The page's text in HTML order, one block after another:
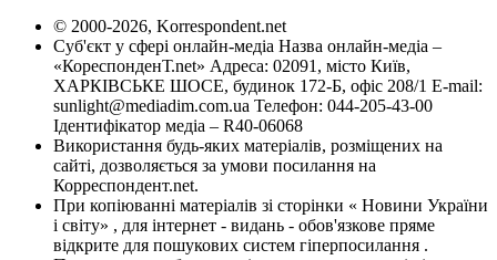
© 2000-2026, Korrespondent.net
Суб'єкт у сфері онлайн-медіа Назва онлайн-медіа –
«КореспонденТ.net» Адреса: 02091, місто Київ,
ХАРКІВСЬКЕ ШОСЕ, будинок 172-Б, офіс 208/1 E-mail:
sunlight@mediadim.com.ua Телефон: 044-205-43-00
Ідентифікатор медіа – R40-06068
Використання будь-яких матеріалів, розміщених на
сайті, дозволяється за умови посилання на
Корреспондент.net.
При копіюванні матеріалів зі сторінки « Новини України
і світу» , для інтернет - видань - обов'язкове пряме
відкрите для пошукових систем гіперпосилання .